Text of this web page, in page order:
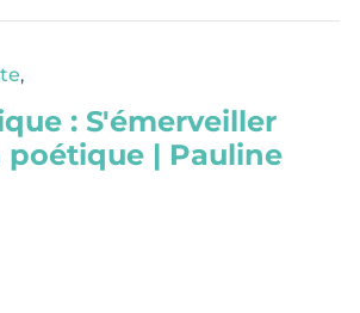
,
: S'émerveiller
| Pauline